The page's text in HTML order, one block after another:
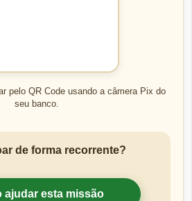
pelo QR Code usando a câmera Pix do
seu banco.
de forma recorrente?
ajudar esta missão